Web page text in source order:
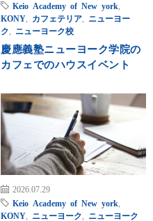
Keio Academy of New york
KONY
カフェテリア
ニューヨー
ク
ニューヨーク校
慶應義塾ニューヨーク学院の
カフェでのハウスイベント
2026.07.29
Keio Academy of New york
KONY
ニューヨーク
ニューヨーク